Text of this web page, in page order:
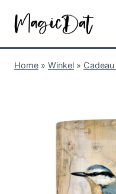
Home » Winkel »